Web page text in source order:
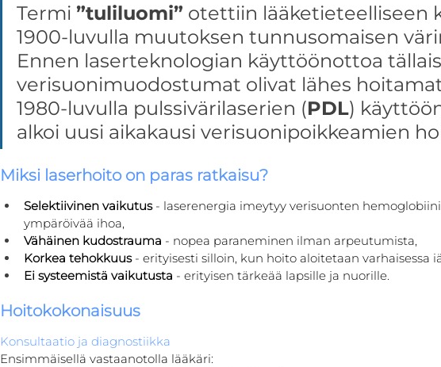
Termi ”tuliluomi” otettiin lääketieteelliseen
1900-luvulla muutoksen tunnusomaisen
Ennen laserteknologian käyttöönottoa
verisuonimuodostumat olivat lähes
1980-luvulla pulssivärilaserien (PDL)
alkoi uusi aikakausi verisuonipoikkeamien
Miksi laserhoito on paras ratkaisu?
Selektiivinen vaikutus - laserenergia imeytyy verisuonten
ympäröivää ihoa,
Vähäinen kudostrauma - nopea paraneminen ilman arpeutumista,
Korkea tehokkuus - erityisesti silloin, kun hoito aloitetaan varhaisessa
Ei systeemistä vaikutusta - erityisen tärkeää lapsille ja nuorille.
Hoitokokonaisuus
Konsultaatio ja diagnostiikka
Ensimmäisellä vastaanotolla lääkäri: